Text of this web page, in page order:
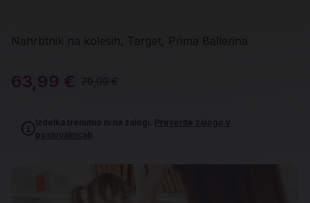
Nahrbtnik na kolesih, Target, Prima Ballerina
63,99 € 79,99 €
Izdelka trenutno ni na zalogi.
Preverite zalogo v
poslovalnicah